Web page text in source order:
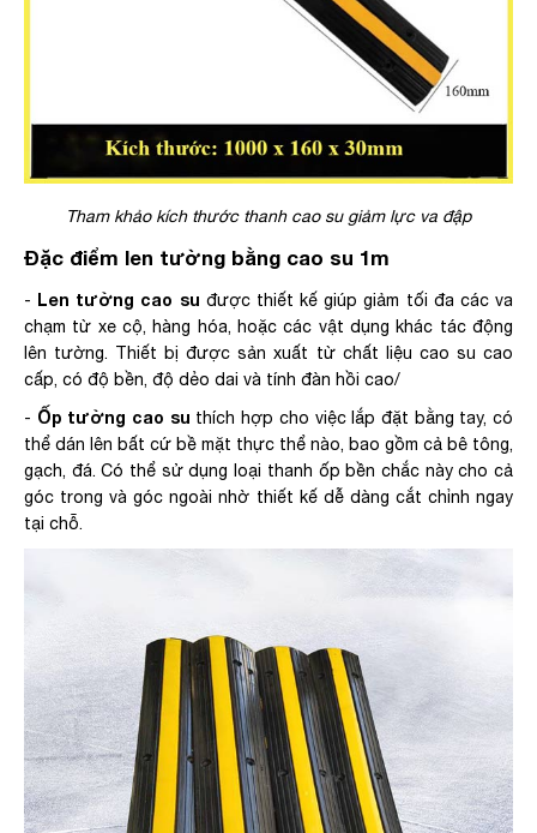
Tham khảo kích thước thanh cao su giảm lực va đập
Đặc điểm len tường bằng cao su 1m
- Len tường cao su được thiết kế giúp giảm tối đa các va
chạm từ xe cộ, hàng hóa, hoặc các vật dụng khác tác động
lên tường. Thiết bị được sản xuất từ chất liệu cao su cao
cấp, có độ bền, độ dẻo dai và tính đàn hồi cao/
- Ốp tường cao su thích hợp cho việc lắp đặt bằng tay, có
thể dán lên bất cứ bề mặt thực thể nào, bao gồm cả bê tông,
gạch, đá. Có thể sử dụng loại thanh ốp bền chắc này cho cả
góc trong và góc ngoài nhờ thiết kế dễ dàng cắt chỉnh ngay
tại chỗ.